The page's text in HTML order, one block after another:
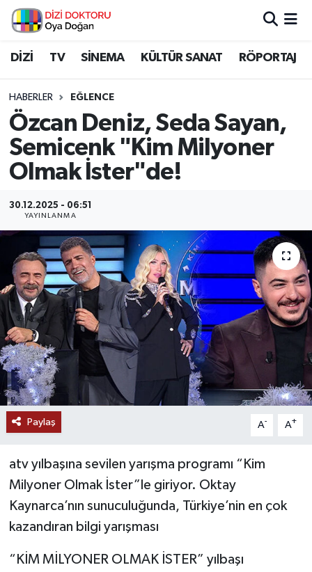
DİZİ TV SİNEMA KÜLTÜR SANAT RÖPORTAJ
HABERLER EĞLENCE
Özcan Deniz, Seda Sayan,
Semicenk "Kim Milyoner
Olmak İster"de!
30.12.2025 - 06:51
YAYINLANMA
Paylaş A- A+
atv yılbaşına sevilen yarışma programı “Kim
Milyoner Olmak İster”le giriyor. Oktay
Kaynarca’nın sunuculuğunda, Türkiye’nin en çok
kazandıran bilgi yarışması
“KİM MİLYONER OLMAK İSTER” yılbaşı
İstanbul Nöbetçi Eczaneler
İstanbul Namaz Vakitleri
İstanbul Trafik Yoğunluk Haritası
Tüm Manşetler
Son Dakika Haberleri
Haber Arşivi